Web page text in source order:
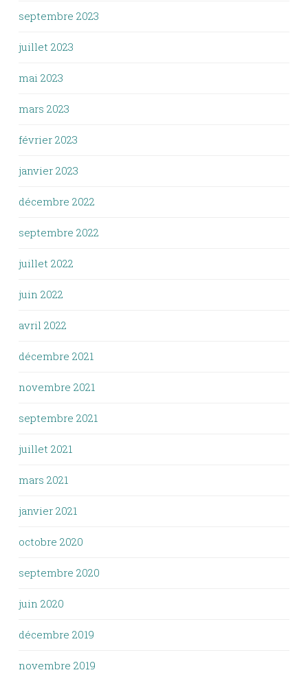
septembre 2023
juillet 2023
mai 2023
mars 2023
février 2023
janvier 2023
décembre 2022
septembre 2022
juillet 2022
juin 2022
avril 2022
décembre 2021
novembre 2021
septembre 2021
juillet 2021
mars 2021
janvier 2021
octobre 2020
septembre 2020
juin 2020
décembre 2019
novembre 2019